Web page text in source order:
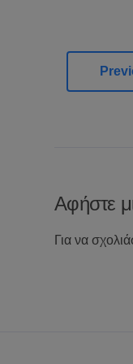
Αφήστε
Για να